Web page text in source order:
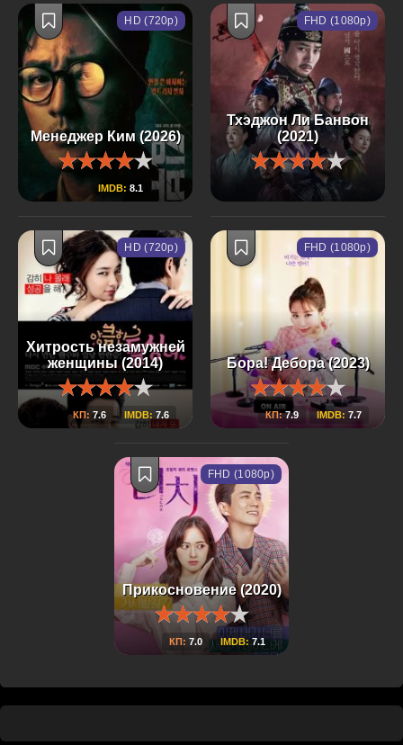
Менеджер Ким (2026)
IMDB: 8.1
HD (720p)
Тхэджон Ли Банвон
(2021)
FHD (1080p)
Хитрость незамужней
женщины (2014)
КП: 7.6 IMDB: 7.6
HD (720p)
Бора! Дебора (2023)
КП:7.9 IMDB: 7.7
FHD (1080p)
Прикосновение (2020)
КП: 7.0 IMDB:7.1
FHD (1080p)